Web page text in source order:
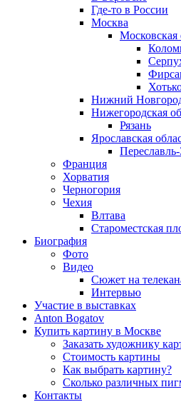
Где-то в России
Москва
Московская
Нижний
Нижегородская
Рязань
Ярославская
Франция
Хорватия
Черногория
Чехия
Влтава
Староместская
Биография
Фото
Видео
Сюжет на
Интервью
Участие в выставках
Anton Bogatov
Купить картину в Москве
Заказать художнику
Стоимость картины
Как выбрать картину?
Сколько различных
Контакты